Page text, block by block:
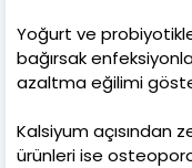
Yoğurt ve
bağırsak
azaltma eğilimi
Kalsiyum açısından
ürünleri ise